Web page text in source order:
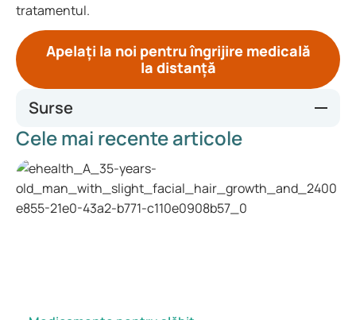
tratamentul.
Apelați la noi pentru îngrijire medicală
la distanță
Surse
Structural and functional abnormalities of the tongue: An
epidemiological study from a tertiary care center in India -
PMC (nih.gov)
Tongue diagnosis indices for upper gastrointestinal
disorders - PMC (nih.gov)
Cele mai recente articole